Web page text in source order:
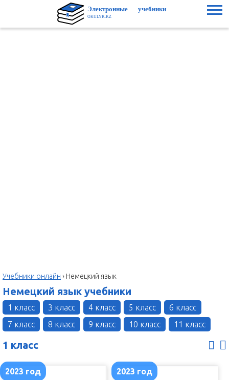
Учебники онлайн › Немецкий язык
Немецкий язык учебники
1 класс 3 класс 4 класс 5 класс
6 класс
7 класс
8 класс 9 класс 10 класс 11 класс
1 класс
2023 год 2023 год